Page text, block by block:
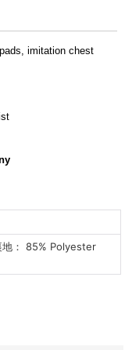
imitation chest
： 85% Polyester